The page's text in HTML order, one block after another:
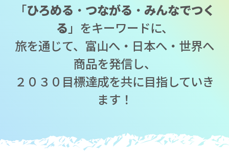
「ひろめる ・ つながる ・ みんなでつく
る 」をキーワードに、
旅を通じて、富山へ・日本へ・世界へ
商品を発信し、
２０３０目標達成を共に目指していき
ます！